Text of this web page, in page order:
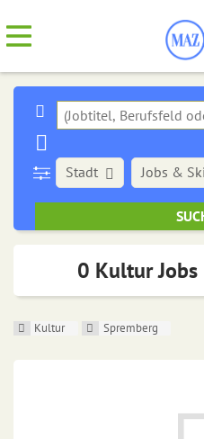
Stadt Jobs &
0 Kultur
Kultur Spremberg